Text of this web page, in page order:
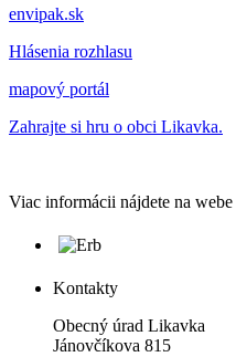
envipak.sk
Hlásenia rozhlasu
mapový portál
Zahrajte si hru o obci Likavka.
Viac informácii nájdete na webe
Kontakty
Obecný úrad Likavka
Jánovčíkova 815